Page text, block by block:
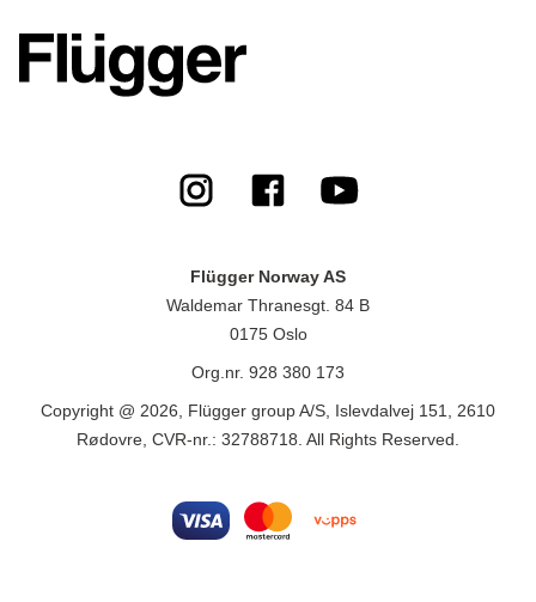
Flügger Norway AS
Waldemar Thranesgt. 84 B
0175 Oslo
Org.nr. 928 380 173
Copyright @ 2026, Flügger group A/S, Islevdalvej 151, 2610
Rødovre, CVR-nr.: 32788718. All Rights Reserved.